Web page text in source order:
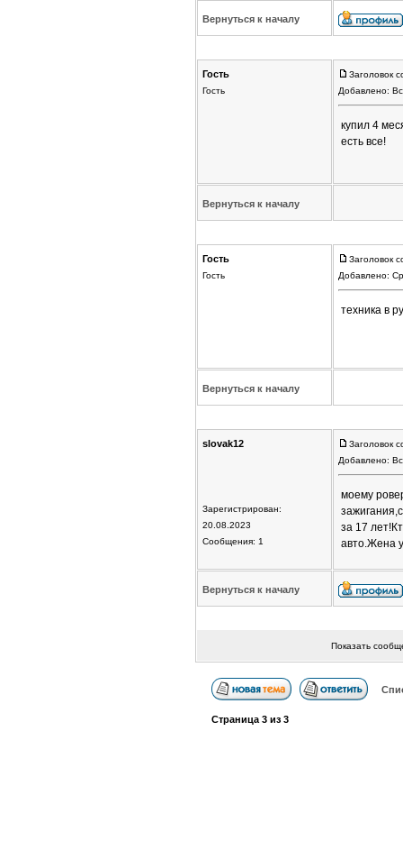
Вернуться к началу
Гость
Гость
Заголовок
Добавлено:
купил 4
есть все!
Вернуться к началу
Гость
Гость
Заголовок
Добавлено:
техника в
Вернуться к началу
slovak12
Зарегистрирован:
20.08.2023
Сообщения: 1
Заголовок
Добавлено:
моему
за 17
авто.Жена
Вернуться к началу
Показать
Страница 3из 3